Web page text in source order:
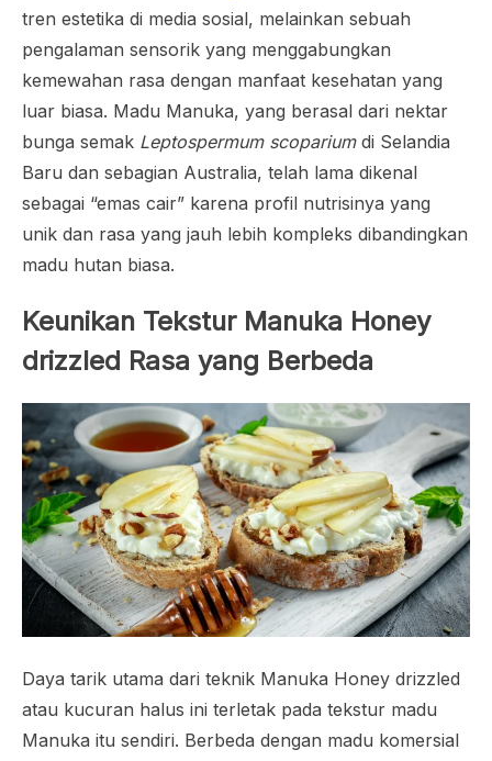
tren estetika di media sosial, melainkan sebuah
pengalaman sensorik yang menggabungkan
kemewahan rasa dengan manfaat kesehatan yang
luar biasa. Madu Manuka, yang berasal dari nektar
bunga semak Leptospermum scopariumdi Selandia
Baru dan sebagian Australia, telah lama dikenal
sebagai “emas cair” karena profil nutrisinya yang
unik dan rasa yang jauh lebih kompleks dibandingkan
madu hutan biasa.
Keunikan Tekstur Manuka Honey
drizzled Rasa yang Berbeda
Daya tarik utama dari teknik Manuka Honey drizzled
atau kucuran halus ini terletak pada tekstur madu
Manuka itu sendiri. Berbeda dengan madu komersial